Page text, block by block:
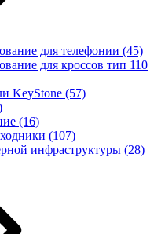
для телефонии (45)
для кроссов тип 110
KeyStone (57)
(16)
(107)
инфраструктуры (28)